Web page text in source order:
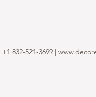
832-521-3699 |